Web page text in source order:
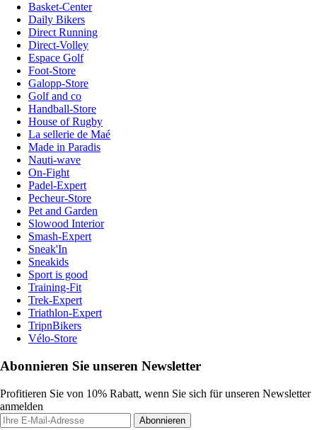
Basket-Center
Daily Bikers
Direct Running
Direct-Volley
Espace Golf
Foot-Store
Galopp-Store
Golf and co
Handball-Store
House of Rugby
La sellerie de Maé
Made in Paradis
Nauti-wave
On-Fight
Padel-Expert
Pecheur-Store
Pet and Garden
Slowood Interior
Smash-Expert
Sneak'In
Sneakids
Sport is good
Training-Fit
Trek-Expert
Triathlon-Expert
TripnBikers
Vélo-Store
Abonnieren Sie unseren Newsletter
Profitieren Sie von 10% Rabatt, wenn Sie sich für unseren Newsletter
anmelden
Abonnieren